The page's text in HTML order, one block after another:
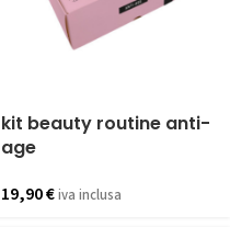
kit beauty routine anti-
age
19,90€iva inclusa